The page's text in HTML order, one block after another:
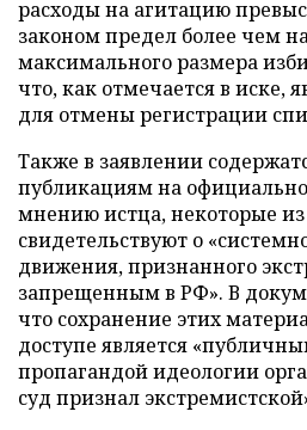
расходы на агитацию
законом предел более чем
максимального размера
что, как отмечается в иске,
для отмены регистрации
Также в заявлении
публикациям на
мнению истца, некоторые
свидетельствуют о
движения, признанного
запрещенным в РФ». В
что сохранение этих
доступе является
пропагандой идеологии
суд признал